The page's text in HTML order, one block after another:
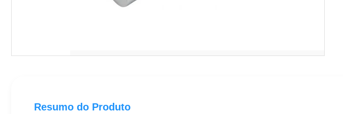
Resumo do Produto